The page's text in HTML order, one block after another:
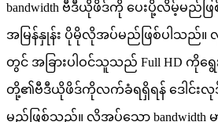
bandwidth ဗဒယဖဒက ပပလမမည ဖ
အ မနနန ပမလအပမည ဖစပ သည။
တင အ ခပ ဝငသသည Full HD က
တ၏ဗဒယဖဒကလကခရရရန ဒ ငလ
မည ဖစသည။ လအပသ bandwidth